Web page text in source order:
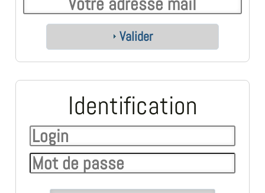
Valider
Identification